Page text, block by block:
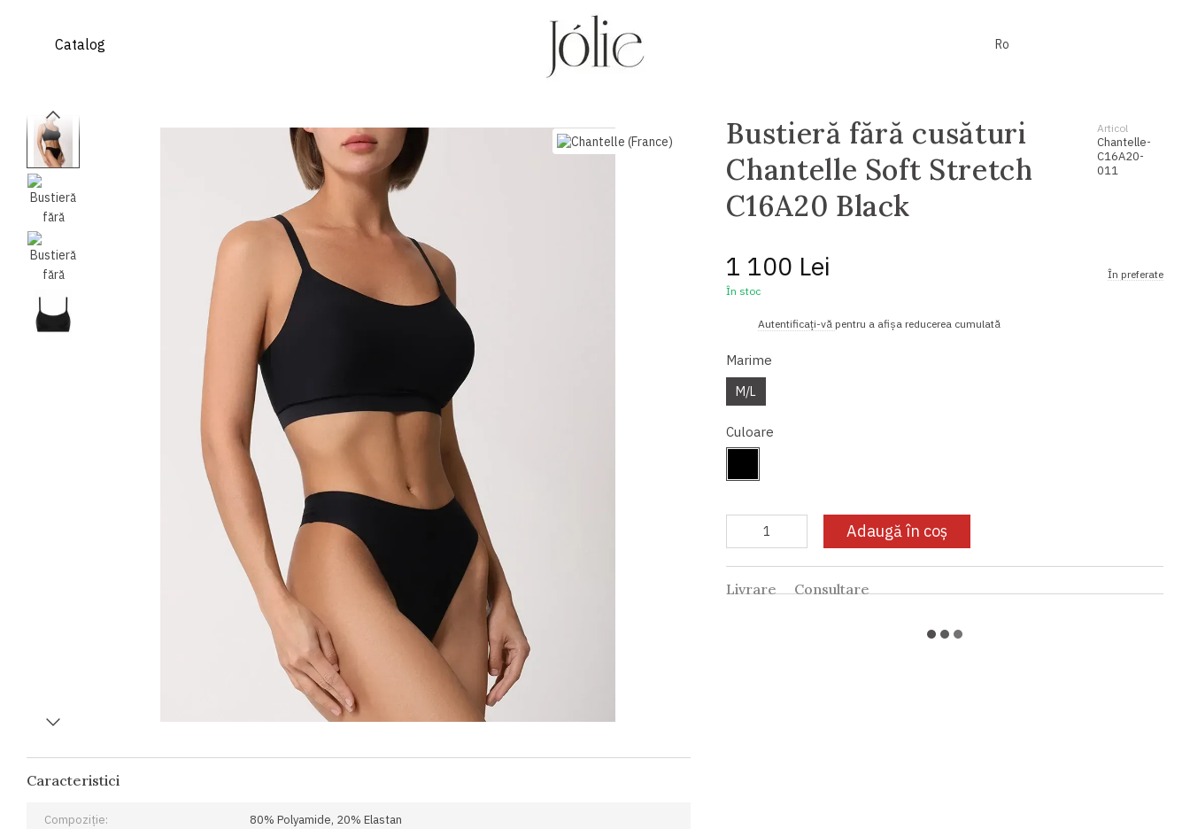
Catalog Ro
Caracteristici
Compoziție: 80% Polyamide, 20% Elastan
Bustieră fără cusături
Chantelle Soft Stretch
C16A20 Black
Articol
Chantelle-
C16A20-
011
1 100 Lei
În stoc
În preferate
Autentificați-vă pentru a afișa reducerea cumulată
Marime
M/L
Culoare
Adaugă în coș
Livrare Consultare